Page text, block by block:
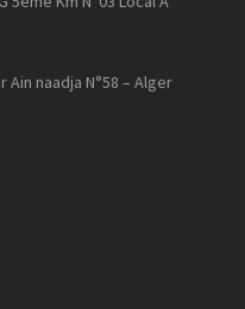
naadja N°58 – Alger